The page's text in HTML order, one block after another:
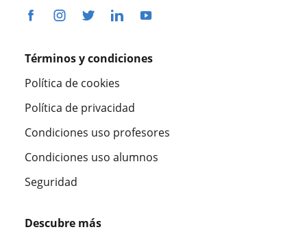
Términos y condiciones
Política de cookies
Política de privacidad
Condiciones uso profesores
Condiciones uso alumnos
Seguridad
Descubre más